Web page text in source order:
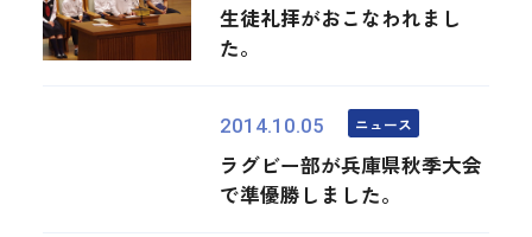
生徒礼拝がおこなわれまし
た。
2014.10.05 ニュース
ラグビー部が兵庫県秋季大会
で準優勝しました。